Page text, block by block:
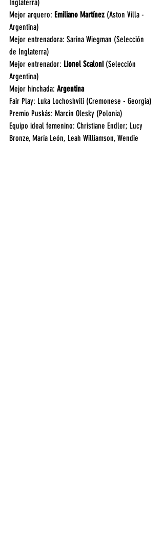
Inglaterra)
Mejor arquero: Emiliano Martínez (Aston Villa -
Argentina)
Mejor entrenadora: Sarina Wiegman (Selección
de Inglaterra)
Mejor entrenador: Lionel Scaloni (Selección
Argentina)
Mejor hinchada: Argentina
Fair Play: Luka Lochoshvili (Cremonese - Georgia)
Premio Puskás: Marcin Olesky (Polonia)
Equipo ideal femenino: Christiane Endler; Lucy
Bronze, María León, Leah Williamson, Wendie